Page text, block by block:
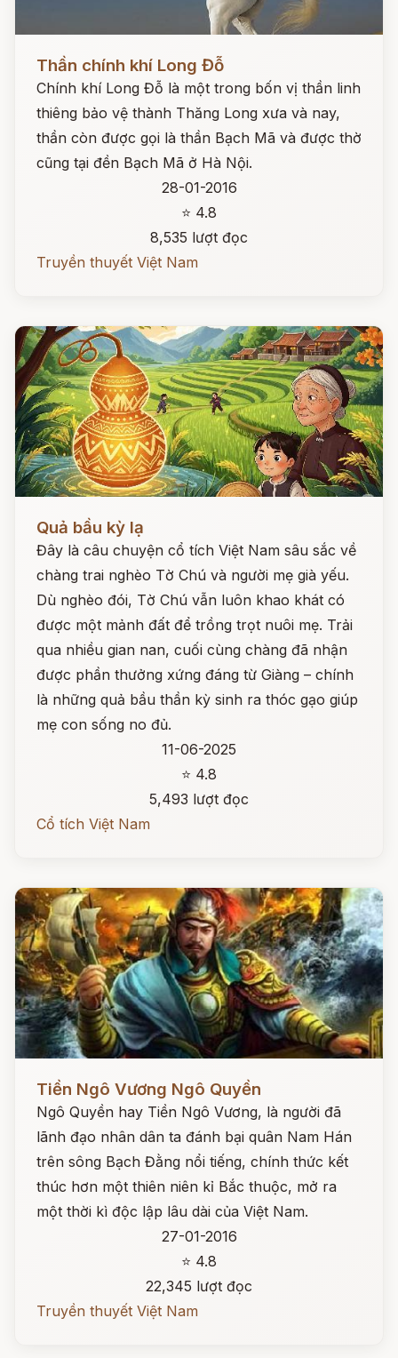
Đọc ngay
Thần chính khí Long Đỗ
Chính khí Long Đỗ là một trong bốn vị thần linh
thiêng bảo vệ thành Thăng Long xưa và nay,
thần còn được gọi là thần Bạch Mã và được thờ
cũng tại đền Bạch Mã ở Hà Nội.
28-01-2016
⭐ 4.8
8,535 lượt đọc
Truyền thuyết Việt Nam
Quả bầu kỳ lạ
Đây là câu chuyện cổ tích Việt Nam sâu sắc về
chàng trai nghèo Tờ Chú và người mẹ già yếu.
Dù nghèo đói, Tờ Chú vẫn luôn khao khát có
được một mảnh đất để trồng trọt nuôi mẹ. Trải
qua nhiều gian nan, cuối cùng chàng đã nhận
được phần thưởng xứng đáng từ Giàng – chính
là những quả bầu thần kỳ sinh ra thóc gạo giúp
mẹ con sống no đủ.
11-06-2025
⭐ 4.8
5,493 lượt đọc
Cổ tích Việt Nam
Đọc ngay
Tiền Ngô Vương Ngô Quyền
Ngô Quyền hay Tiền Ngô Vương, là người đã
lãnh đạo nhân dân ta đánh bại quân Nam Hán
trên sông Bạch Đằng nổi tiếng, chính thức kết
thúc hơn một thiên niên kỉ Bắc thuộc, mở ra
một thời kì độc lập lâu dài của Việt Nam.
27-01-2016
⭐ 4.8
22,345 lượt đọc
Truyền thuyết Việt Nam